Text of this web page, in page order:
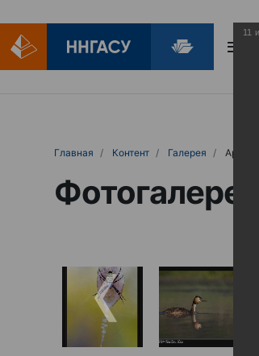
Главная Контент Галерея
Фотогалерея
11